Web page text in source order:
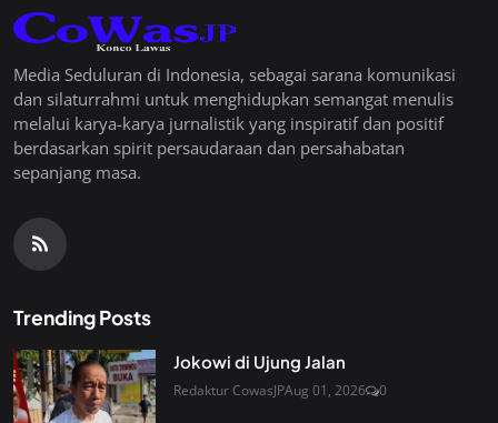
Media Seduluran di Indonesia, sebagai sarana komunikasi
dan silaturrahmi untuk menghidupkan semangat menulis
melalui karya-karya jurnalistik yang inspiratif dan positif
berdasarkan spirit persaudaraan dan persahabatan
sepanjang masa.
Trending Posts
Jokowi di Ujung Jalan
Redaktur CowasJPAug 01, 2026 0